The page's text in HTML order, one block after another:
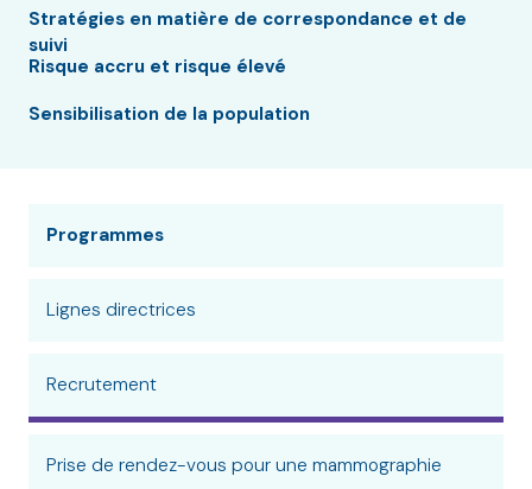
Stratégies en matière de correspondance et de
suivi
Risque accru et risque élevé
Sensibilisation de la population
Programmes
Lignes directrices
Recrutement
Prise de rendez-vous pour une mammographie